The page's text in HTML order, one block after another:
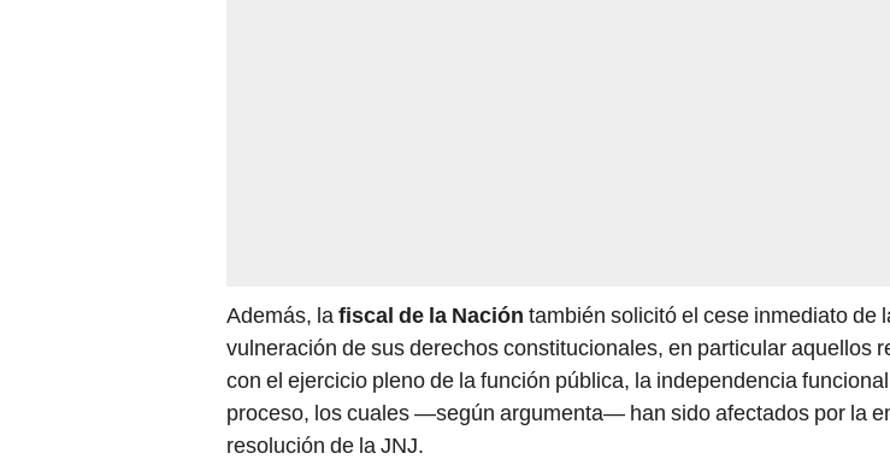
Además, lafiscal de la Nación también solicitó el cese inmediato de
vulneración de sus derechos constitucionales, en particular aquellos
con el ejercicio pleno de la función pública, la independencia
proceso, los cuales —según argumenta— han sido afectados por la
resolución de la JNJ.